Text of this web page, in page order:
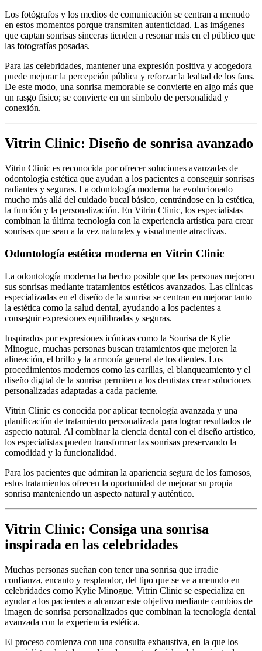
Los fotógrafos y los medios de comunicación se centran a menudo
en estos momentos porque transmiten autenticidad. Las imágenes
que captan sonrisas sinceras tienden a resonar más en el público que
las fotografías posadas.
Para las celebridades, mantener una expresión positiva y acogedora
puede mejorar la percepción pública y reforzar la lealtad de los fans.
De este modo, una sonrisa memorable se convierte en algo más que
un rasgo físico; se convierte en un símbolo de personalidad y
conexión.
Vitrin Clinic: Diseño de sonrisa avanzado
Vitrin Clinic es reconocida por ofrecer soluciones avanzadas de
odontología estética que ayudan a los pacientes a conseguir sonrisas
radiantes y seguras. La odontología moderna ha evolucionado
mucho más allá del cuidado bucal básico, centrándose en la estética,
la función y la personalización. En Vitrin Clinic, los especialistas
combinan la última tecnología con la experiencia artística para crear
sonrisas que sean a la vez naturales y visualmente atractivas.
Odontología estética moderna en Vitrin Clinic
La odontología moderna ha hecho posible que las personas mejoren
sus sonrisas mediante tratamientos estéticos avanzados. Las clínicas
especializadas en el diseño de la sonrisa se centran en mejorar tanto
la estética como la salud dental, ayudando a los pacientes a
conseguir expresiones equilibradas y seguras.
Inspirados por expresiones icónicas como la Sonrisa de Kylie
Minogue, muchas personas buscan tratamientos que mejoren la
alineación, el brillo y la armonía general de los dientes. Los
procedimientos modernos como las carillas, el blanqueamiento y el
diseño digital de la sonrisa permiten a los dentistas crear soluciones
personalizadas adaptadas a cada paciente.
Vitrin Clinic es conocida por aplicar tecnología avanzada y una
planificación de tratamiento personalizada para lograr resultados de
aspecto natural. Al combinar la ciencia dental con el diseño artístico,
los especialistas pueden transformar las sonrisas preservando la
comodidad y la funcionalidad.
Para los pacientes que admiran la apariencia segura de los famosos,
estos tratamientos ofrecen la oportunidad de mejorar su propia
sonrisa manteniendo un aspecto natural y auténtico.
Vitrin Clinic: Consiga una sonrisa
inspirada en las celebridades
Muchas personas sueñan con tener una sonrisa que irradie
confianza, encanto y resplandor, del tipo que se ve a menudo en
celebridades como Kylie Minogue. Vitrin Clinic se especializa en
ayudar a los pacientes a alcanzar este objetivo mediante cambios de
imagen de sonrisa personalizados que combinan la tecnología dental
avanzada con la experiencia estética.
El proceso comienza con una consulta exhaustiva, en la que los